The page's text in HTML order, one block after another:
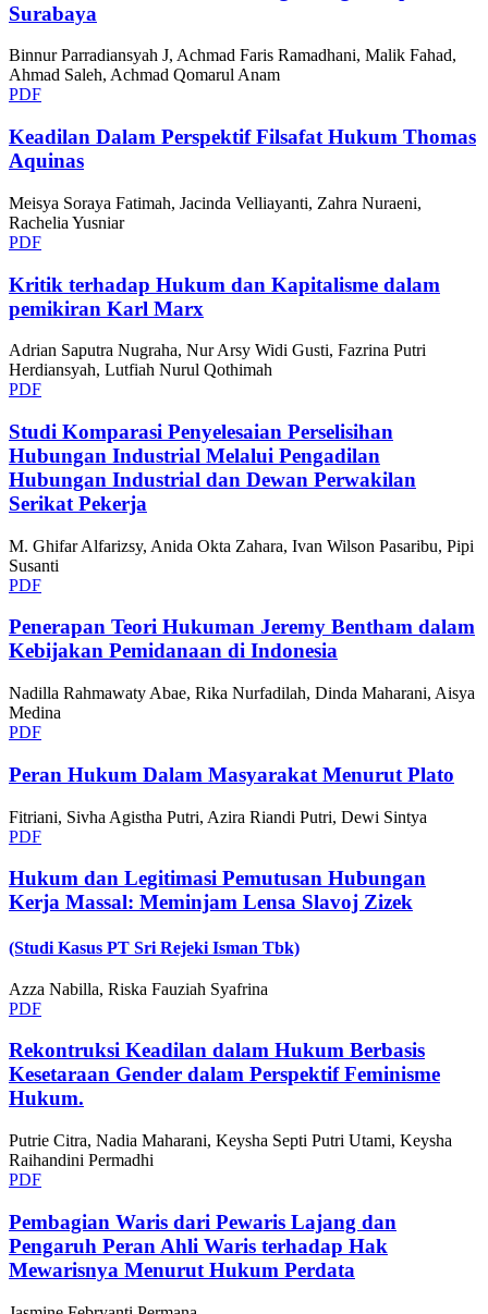
Surabaya
Binnur Parradiansyah J, Achmad Faris Ramadhani, Malik Fahad,
Ahmad Saleh, Achmad Qomarul Anam
PDF
Keadilan Dalam Perspektif Filsafat Hukum Thomas
Aquinas
Meisya Soraya Fatimah, Jacinda Velliayanti, Zahra Nuraeni,
Rachelia Yusniar
PDF
Kritik terhadap Hukum dan Kapitalisme dalam
pemikiran Karl Marx
Adrian Saputra Nugraha, Nur Arsy Widi Gusti, Fazrina Putri
Herdiansyah, Lutfiah Nurul Qothimah
PDF
Studi Komparasi Penyelesaian Perselisihan
Hubungan Industrial Melalui Pengadilan
Hubungan Industrial dan Dewan Perwakilan
Serikat Pekerja
M. Ghifar Alfarizsy, Anida Okta Zahara, Ivan Wilson Pasaribu, Pipi
Susanti
PDF
Penerapan Teori Hukuman Jeremy Bentham dalam
Kebijakan Pemidanaan di Indonesia
Nadilla Rahmawaty Abae, Rika Nurfadilah, Dinda Maharani, Aisya
Medina
PDF
Peran Hukum Dalam Masyarakat Menurut Plato
Fitriani, Sivha Agistha Putri, Azira Riandi Putri, Dewi Sintya
PDF
Hukum dan Legitimasi Pemutusan Hubungan
Kerja Massal: Meminjam Lensa Slavoj Zizek
(Studi Kasus PT Sri Rejeki Isman Tbk)
Azza Nabilla, Riska Fauziah Syafrina
PDF
Rekontruksi Keadilan dalam Hukum Berbasis
Kesetaraan Gender dalam Perspektif Feminisme
Hukum.
Putrie Citra, Nadia Maharani, Keysha Septi Putri Utami, Keysha
Raihandini Permadhi
PDF
Pembagian Waris dari Pewaris Lajang dan
Pengaruh Peran Ahli Waris terhadap Hak
Mewarisnya Menurut Hukum Perdata